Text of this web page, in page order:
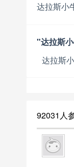
达拉斯小
"达拉斯
达拉斯
92031人